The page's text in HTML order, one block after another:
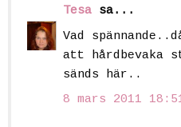
Tesa sa...
Vad
att hårdbevaka
sänds här..
8 mars 2011